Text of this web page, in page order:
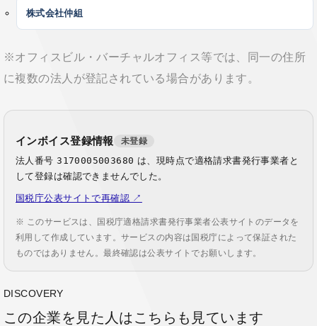
株式会社仲組
※オフィスビル・バーチャルオフィス等では、同一の住所
に複数の法人が登記されている場合があります。
インボイス登録情報 未登録
法人番号3170005003680 は、現時点で適格請求書発行事業者と
して登録は確認できませんでした。
国税庁公表サイトで再確認 ↗
※ このサービスは、国税庁適格請求書発行事業者公表サイトのデータを
利用して作成しています。サービスの内容は国税庁によって保証された
ものではありません。最終確認は公表サイトでお願いします。
DISCOVERY
この企業を見た人はこちらも見ています